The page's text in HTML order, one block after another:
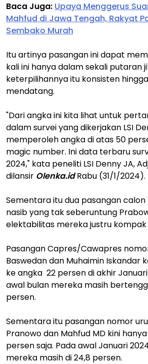
Baca Juga: Upaya Menggerus
Mahfud di Jawa Tengah, Rakyat
Sembako Murah
Itu artinya pasangan ini dapat
kali ini hanya dalam sekali putaran
keterpilihannya itu konsisten
mendatang.
"Dari angka ini kita lihat untuk
dalam survei yang dikerjakan LSI
memperoleh angka di atas 50
magic number. Ini data terbaru
2024," kata peneliti LSI Denny JA,
dilansir Olenka.idRabu (31/1/2024).
Sementara itu dua pasangan
nasib yang tak seberuntung
elektabilitas mereka justru kompak
Pasangan Capres/Cawapres
Baswedan dan Muhaimin Iskandar
ke angka 22 persen di akhir
awal bulan mereka masih
persen.
Sementara itu pasangan nomor
Pranowo dan Mahfud MD kini
persen saja. Pada awal Januari
mereka masih di 24,8 persen.